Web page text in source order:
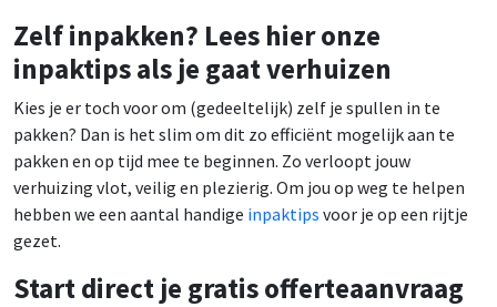
Zelf inpakken? Lees hier onze
inpaktips als je gaat verhuizen
Kies je er toch voor om (gedeeltelijk) zelf je spullen in te
pakken? Dan is het slim om dit zo efficiënt mogelijk aan te
pakken en op tijd mee te beginnen. Zo verloopt jouw
verhuizing vlot, veilig en plezierig. Om jou op weg te helpen
hebben we een aantal handige inpaktips voor je op een rijtje
gezet.
Start direct je gratis offerteaanvraag